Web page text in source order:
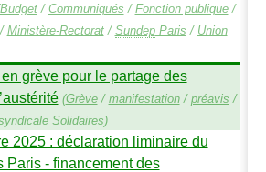
Budget/ Communiqués / Fonction publique/
Ministère-Rectorat/ SundepParis / Union
grève pour le partage des
(Grève/ manifestation/ préavis /
Solidaires)
2025 : déclaration liminaire du
Paris - financement des